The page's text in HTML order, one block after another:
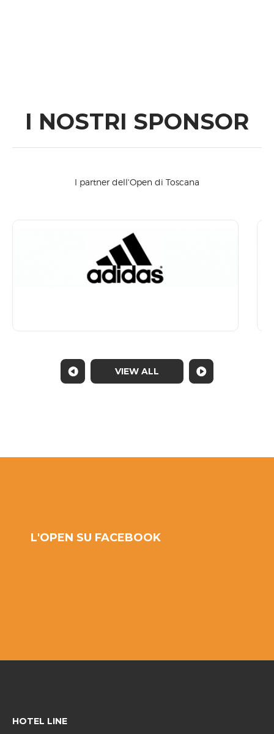
I NOSTRI SPONSOR
I partner dell'Open di Toscana
VIEW ALL
L'OPEN SU FACEBOOK
HOTEL LINE